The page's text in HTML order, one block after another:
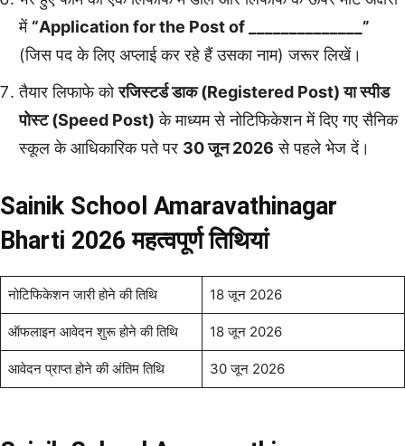
में “Application for the Post of ______________”
(जिस पद के लिए अप्लाई कर रहे हैं उसका नाम) जरूर लिखें।
तैयार लिफाफे कोरजिस्टर्ड डाक (Registered Post) या स्पीड
पोस्ट (Speed Post) के माध्यम से नोटिफिकेशन में दिए गए सैनिक
स्कूल के आधिकारिक पते पर 30 जून 2026 से पहले भेज दें।
Sainik School Amaravathinagar
Bharti 2026 महत्वपूर्ण तिथियां
नोटिफिकेशन जारी होने की तिथि 18 जून 2026
ऑफलाइन आवेदन शुरू होने की तिथि 18 जून 2026
आवेदन प्राप्त होने की अंतिम तिथि 30 जून 2026